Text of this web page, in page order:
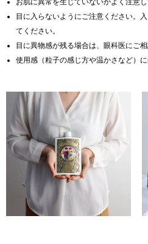
お肌に異常を生じていないかよく注意し
目に入らないようにご注意ください。
てください。
目に異物感が残る場合は、眼科医にご相
使用感（粒子の感じ方や温かさなど）